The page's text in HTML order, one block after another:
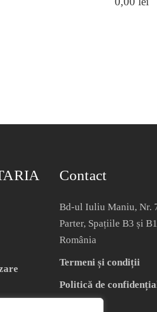
Contact
Bd-ul Iuliu Maniu, Nr.
Parter, Spațiile B3 și
România
Termeni și condiții
Politică de